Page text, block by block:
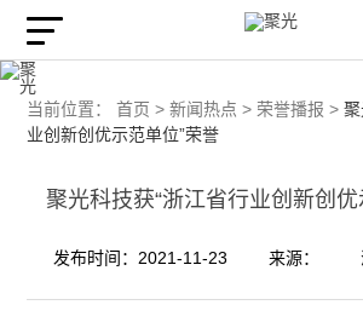
当前位置： 首页 > 新闻热点 > 荣誉播报 >
业创新创优示范单位”荣誉
聚光科技获“浙江省行业创新创
发布时间：2021-11-23 来源：